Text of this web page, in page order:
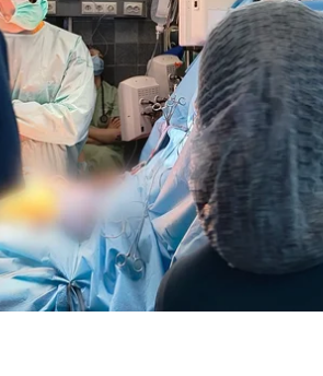
і втратило спроможність
У лікарні розповіли, що Назар
серця. Доноркою стала
погодилися на посмертне